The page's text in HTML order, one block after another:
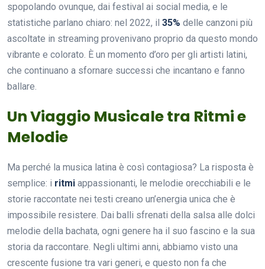
spopolando ovunque, dai festival ai social media, e le
statistiche parlano chiaro: nel 2022, il 35% delle canzoni più
ascoltate in streaming provenivano proprio da questo mondo
vibrante e colorato. È un momento d’oro per gli artisti latini,
che continuano a sfornare successi che incantano e fanno
ballare.
Un Viaggio Musicale tra Ritmi e
Melodie
Ma perché la musica latina è così contagiosa? La risposta è
semplice: i ritmi appassionanti, le melodie orecchiabili e le
storie raccontate nei testi creano un’energia unica che è
impossibile resistere. Dai balli sfrenati della salsa alle dolci
melodie della bachata, ogni genere ha il suo fascino e la sua
storia da raccontare. Negli ultimi anni, abbiamo visto una
crescente fusione tra vari generi, e questo non fa che